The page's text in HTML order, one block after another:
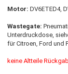
Motor: DV6ETED4,
Wastegate:
Unterdruckdose,
für Citroen, Ford und
keine Altteile